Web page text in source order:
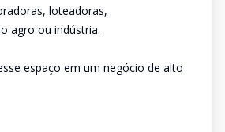
loteadoras,
agro ou indústria.
espaço em um negócio de alto